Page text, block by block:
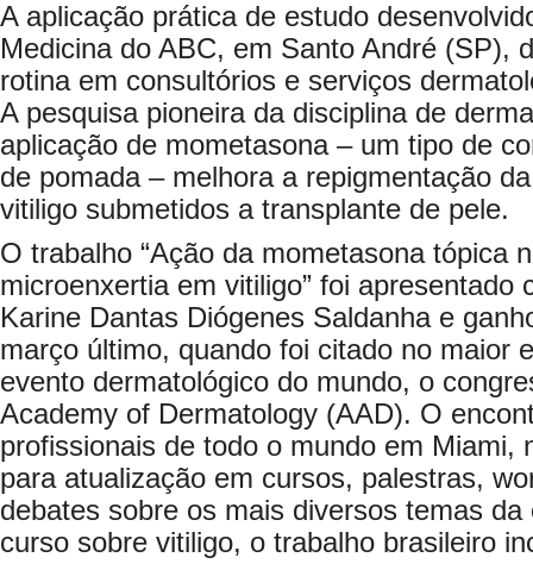
A aplicação prática de estudo
Medicina do ABC, em Santo André (SP),
rotina em consultórios e serviços
A pesquisa pioneira da disciplina de
aplicação de mometasona – um tipo de
de pomada – melhora a repigmentação
vitiligo submetidos a transplante de pele.
O trabalho “Ação da mometasona tópica
microenxertia em vitiligo” foi apresentado
Karine Dantas Diógenes Saldanha e
março último, quando foi citado no maior
evento dermatológico do mundo, o
Academy of Dermatology (AAD). O
profissionais de todo o mundo em Miami,
para atualização em cursos, palestras,
debates sobre os mais diversos temas
curso sobre vitiligo, o trabalho brasileiro